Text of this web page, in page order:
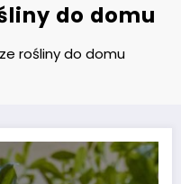
do domu
rośliny do domu